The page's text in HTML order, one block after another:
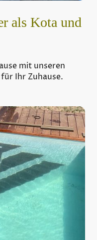
als Kota und
mit unseren
Ihr Zuhause.